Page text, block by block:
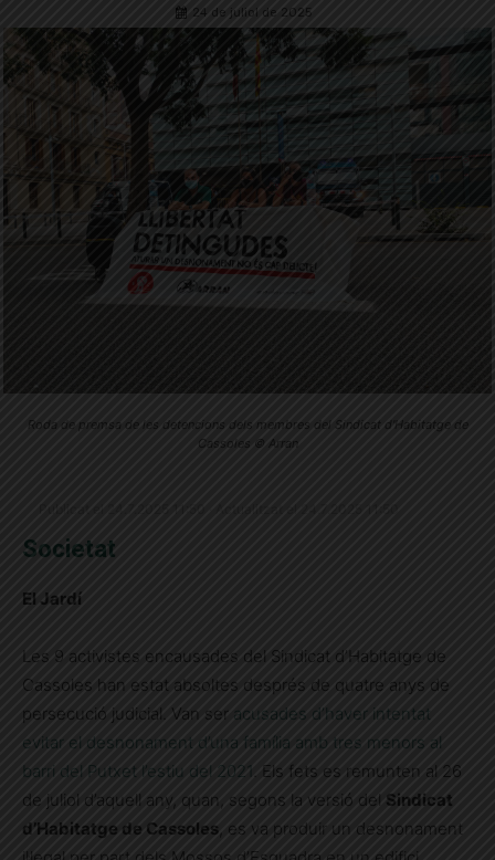
24 de juliol de 2025
Roda de premsa de les detencions dels membres del Sindicat d'Habitatge de
Cassoles © Arran
Societat
El Jardí
Les 9 activistes encausades del Sindicat d’Habitatge de
Cassoles han estat absoltes després de quatre anys de
persecució judicial. Van ser acusades d’haver intentat
evitar el desnonament d’una família amb tres menors al
barri del Putxet l’estiu del 2021 . Els fets es remunten al 26
de juliol d’aquell any, quan, segons la versió del Sindicat
d’Habitatge de Cassoles, es va produir un desnonament